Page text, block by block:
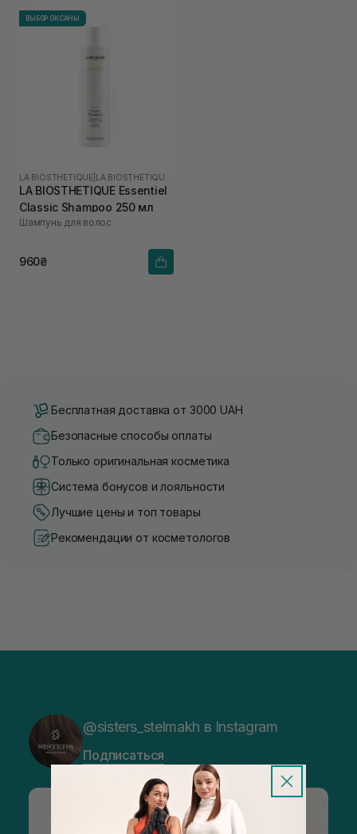
ВЫБОР ОКСАНЫ
LA BIOSTHETIQUE
LA BIOSTHETIQUE Essentiel
Classic Shampoo 250 мл
Шампунь для волос
960₴
Бесплатная доставка от 3000 UAH
Безопасные способы оплаты
Только оригинальная косметика
Система бонусов и лояльности
Лучшие цены и топ товары
Рекомендации от косметологов
@sisters_stelmakh в Instagram
Подписаться